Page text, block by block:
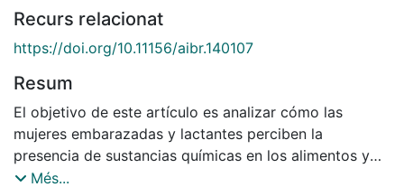
Recurs relacionat
https://doi.org/10.11156/aibr.140107
Resum
El objetivo de este artículo es analizar cómo las
mujeres embarazadas y lactantes perciben la
presencia de sustancias químicas en los alimentos y
reflexionan acerca de los efectos en su propia salud,
Més...